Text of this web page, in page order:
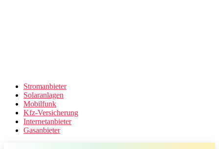
Stromanbieter
Solaranlagen
Mobilfunk
Kfz-Versicherung
Internetanbieter
Gasanbieter